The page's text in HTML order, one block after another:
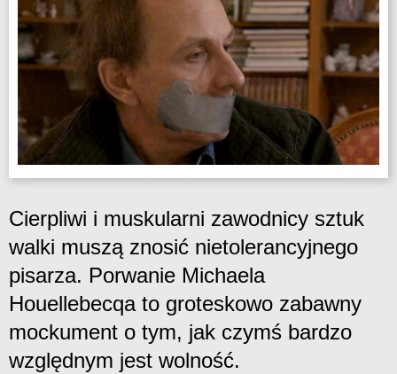
Cierpliwi i muskularni zawodnicy sztuk
walki muszą znosić nietolerancyjnego
pisarza. Porwanie Michaela
Houellebecqa to groteskowo zabawny
mockument o tym, jak czymś bardzo
względnym jest wolność.